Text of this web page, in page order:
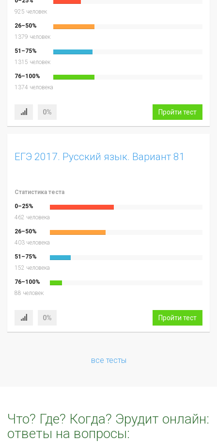
925 человек
26–50%
1379 человек
51–75%
1315 человек
76–100%
1374 человека
0% Пройти тест
ЕГЭ 2017. Русский язык. Вариант 81
Статистика теста
0–25%
462 человека
26–50%
403 человека
51–75%
152 человека
76–100%
88 человек
0% Пройти тест
все тесты
Что? Где? Когда? Эрудит онлайн:
ответы на вопросы: